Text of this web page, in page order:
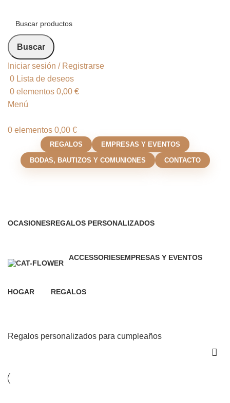
Buscar
Iniciar sesión / Registrarse
0 Lista de deseos
0 elementos 0,00 €
Menú
0 elementos 0,00 €
REGALOS EMPRESAS Y EVENTOS
BODAS, BAUTIZOS Y COMUNIONES CONTACTO
OCASIONESREGALOS PERSONALIZADOS
ACCESSORIESEMPRESAS Y EVENTOS
HOGAR
REGALOS
Regalos personalizados para cumpleaños